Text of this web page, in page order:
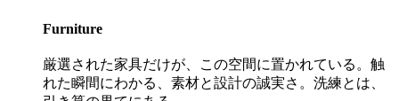
Furniture
厳選された家具だけが、この空間に置かれている。触
れた瞬間にわかる、素材と設計の誠実さ。洗練とは、